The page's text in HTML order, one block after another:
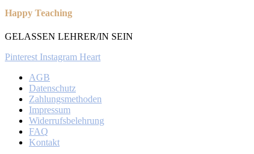
Happy Teaching
GELASSEN LEHRER/IN SEIN
Pinterest Instagram Heart
AGB
Datenschutz
Zahlungsmethoden
Impressum
Widerrufsbelehrung
FAQ
Kontakt